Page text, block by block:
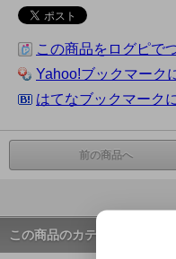
この商品をログピで
Yahoo!ブックマーク
はてなブックマーク
前の商品へ
この商品のカテゴリー